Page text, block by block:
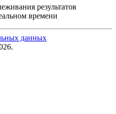
результатов
времени
данных